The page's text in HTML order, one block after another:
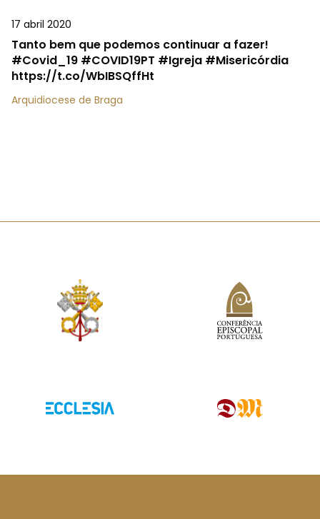
17 abril 2020
Tanto bem que podemos continuar a fazer!
#Covid_19 #COVID19PT #Igreja #Misericórdia
https://t.co/WbIBSQffHt
Arquidiocese de Braga